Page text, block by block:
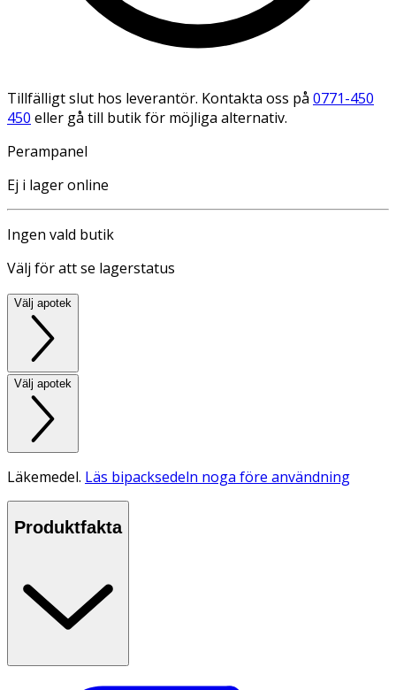
Tillfälligt slut hos leverantör. Kontakta oss på 0771-450
450 eller gå till butik för möjliga alternativ.
Perampanel
Ej i lager online
Ingen vald butik
Välj för att se lagerstatus
Välj apotek
Välj apotek
Läkemedel. Läs bipacksedeln noga före användning
Produktfakta